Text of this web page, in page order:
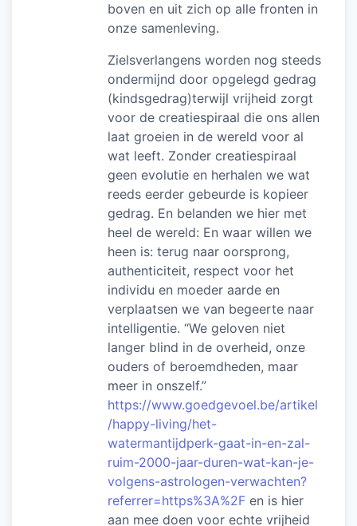
boven en uit zich op alle fronten in
onze samenleving.
Zielsverlangens worden nog steeds
ondermijnd door opgelegd gedrag
(kindsgedrag)terwijl vrijheid zorgt
voor de creatiespiraal die ons allen
laat groeien in de wereld voor al
wat leeft. Zonder creatiespiraal
geen evolutie en herhalen we wat
reeds eerder gebeurde is kopieer
gedrag. En belanden we hier met
heel de wereld: En waar willen we
heen is: terug naar oorsprong,
authenticiteit, respect voor het
individu en moeder aarde en
verplaatsen we van begeerte naar
intelligentie. “We geloven niet
langer blind in de overheid, onze
ouders of beroemdheden, maar
meer in onszelf.”
https://www.goedgevoel.be/artikel
/happy-living/het-
watermantijdperk-gaat-in-en-zal-
ruim-2000-jaar-duren-wat-kan-je-
volgens-astrologen-verwachten?
referrer=https%3A%2F en is hier
aan mee doen voor echte vrijheid